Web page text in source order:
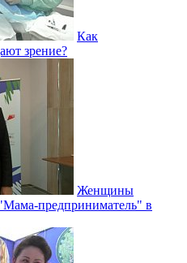
Как
зрение?
Женщины
предприниматель" в